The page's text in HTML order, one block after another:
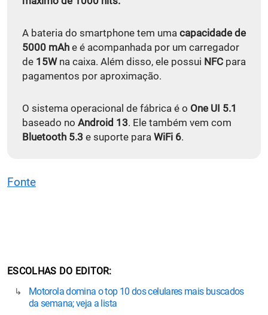
A bateria do smartphone tem uma capacidade de
5000 mAh e é acompanhada por um carregador
de 15Wna caixa. Além disso, ele possui NFC para
pagamentos por aproximação.
O sistema operacional de fábrica é o One UI 5.1
baseado no Android 13. Ele também vem com
Bluetooth 5.3 e suporte para WiFi 6.
Fonte
ESCOLHAS DO EDITOR
Motorola domina o top 10 dos celulares mais buscados
da semana; veja a lista